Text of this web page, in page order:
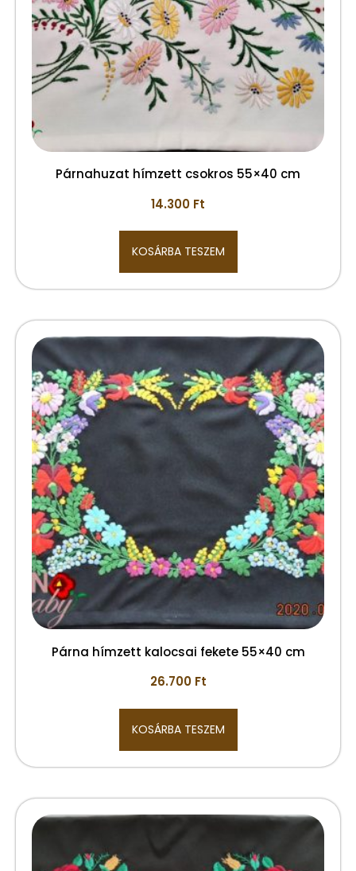
Párnahuzat hímzett csokros 55×40 cm
14.300 Ft
KOSÁRBA TESZEM
Párna hímzett kalocsai fekete 55×40 cm
26.700 Ft
KOSÁRBA TESZEM